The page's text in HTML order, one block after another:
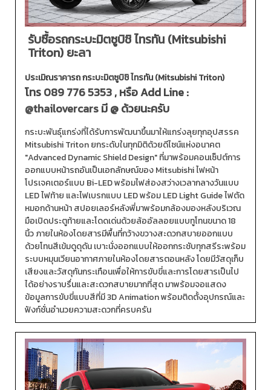
รับซื้อรถกระบะมิตซูบิชิ ไทรทัน (Mitsubishi
Triton) ยะลา
ประเมิณราคารถ กระบะมิตซูบิชิ ไทรทัน (Mitsubishi Triton)
โทร089 776 5353, หรือ Add Line :
@thailovercarsมี @ ด้วยนะครับ
กระบะพันธุ์แกร่งที่ได้รับการพัฒนาขึ้นมาให้แกร่งลุยทุกอุปสรรค
Mitsubishi Triton ยกระดับในทุกมิติด้วยดีไซน์แห่งอนาคต
"Advanced Dynamic Shield Design" ที่มาพร้อมคอนเซ็ปต์การ
ออกแบบหน้ารถอันเป็นเอกลักษณ์ของ Mitsubishi ไฟหน้า
โปรเจคเตอร์แบบ Bi-LED พร้อมไฟส่องสว่างเวลากลางวันแบบ
LED ไฟท้าย และไฟเบรกแบบ LED พร้อม LED Light Guide ไฟตัด
หมอกด้านหน้า สปอยเลอร์หลังพี่มาพร้อมกล้องมองหลังบริเวณ
มือเปิดประตูท้ายและโดดเด่นด้วยล้ออัลลอยแบบทูโทนขนาด 18
นิ้ว ภายในห้องโดยสารมีพื้นที่กว้างขวางสะดวกสบายออกแบบ
ด้วยโทนสีเข้มดูดุดัน เบาะนั่งออกแบบให้ออกกระชับทุกสรีระพร้อม
ระบบหมุนเวียนอากาศภายในห้องโดยสารตอนหลัง โดยมีวัสดุเก็บ
เสียงและวัสดุกันกระเทือนเพื่อให้การขับขี่และการโดยสารเป็นไป
ได้อย่างราบรื่นและสะดวกสบายมากที่สุด มาพร้อมจอแสดง
ข้อมูลการขับขี่แบบสีที่มี 3D Animation พร้อมติดตั้งอุปกรณ์และ
ฟังก์ชั่นอำนวยความสะดวกที่ครบครัน